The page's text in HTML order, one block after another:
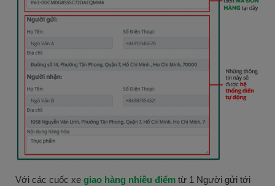
Với các cuốc xe giao hàng nhiều điểm từ 1 Người gửi tới